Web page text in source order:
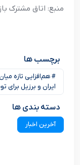
منبع: اتاق مشترک
برچسب ها
# هم‌افزایی تازه
ایران و برزیل برای
دسته بندی ها
آخرین اخبار